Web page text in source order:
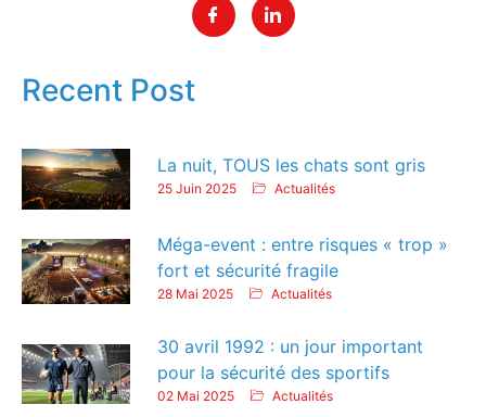
Recent Post
La nuit, TOUS les chats sont gris
25 Juin 2025 Actualités
Méga-event : entre risques « trop »
fort et sécurité fragile
28 Mai 2025 Actualités
30 avril 1992 : un jour important
pour la sécurité des sportifs
02 Mai 2025 Actualités